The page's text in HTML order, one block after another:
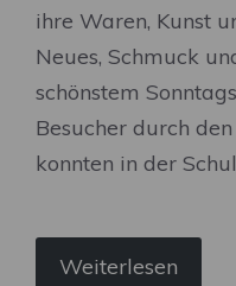
ihre Waren, Kunst
Neues, Schmuck
schönstem
Besucher durch
konnten in der
Weiterlesen